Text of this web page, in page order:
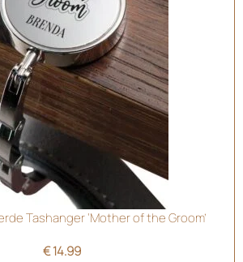
Tashanger ‘Mother of the Groom’
€14.99